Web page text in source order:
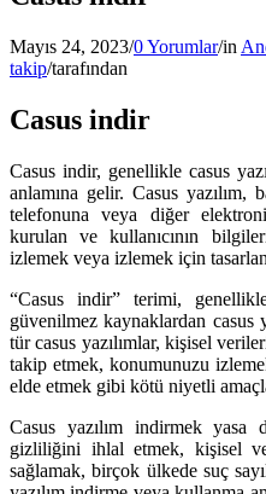
Mayıs 24, 2023/0 Yorumlar/in
takip/tarafından
Casus indir
Casus indir, genellikle casus
anlamına gelir. Casus yazılım,
telefonuna veya diğer
kurulan ve kullanıcının
izlemek veya izlemek için
“Casus indir” terimi,
güvenilmez kaynaklardan casus
tür casus yazılımlar, kişisel
takip etmek, konumunuzu
elde etmek gibi kötü niyetli
Casus yazılım indirmek yasa
gizliliğini ihlal etmek, kişisel
sağlamak, birçok ülkede suç